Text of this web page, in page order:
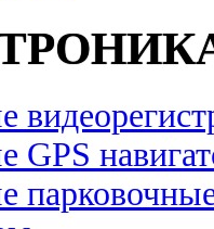
GPS